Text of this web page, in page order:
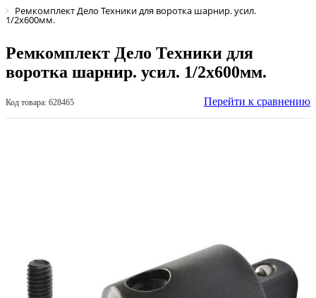
Ремкомплект Дело Техники для воротка шарнир. усил.
1/2х600мм.
Ремкомплект Дело Техники для
воротка шарнир. усил. 1/2х600мм.
Код товара: 628465 Перейти к сравнению